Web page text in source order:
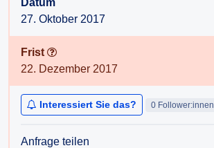
Datum
27. Oktober 2017
Frist
22. Dezember 2017
Interessiert Sie das? 0 Follower:innen
Anfrage teilen